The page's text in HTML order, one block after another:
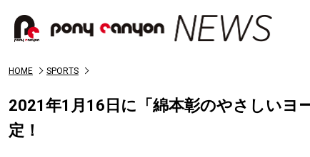
HOME SPORTS
2021年1月16日に「綿本彰のやさしいヨ
定！